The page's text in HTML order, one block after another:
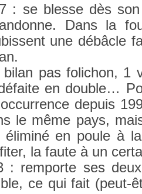
: se bles­se dès
Dans la
une débâcle
pas folic­hon, 1
en doub­le…
de­puis
le même pays,
éliminé en poule à
la faute à un
: re­mpor­te ses
ce qui fait (peut-